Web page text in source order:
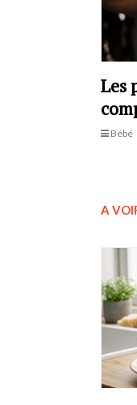
Les
Bébé
A